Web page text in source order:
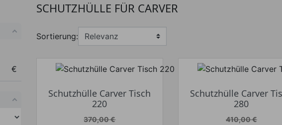
Preis bis
€
SCHUTZHÜLLE FÜR CARVER
Sortierung:
Schutzhülle Carver Tisch
220
Verkaufspreis
370,00 €
Schutzhülle Carver
280
Verkaufspreis
410,00 €